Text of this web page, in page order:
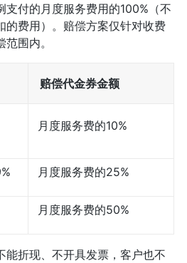
支付的月度服务费用的100%（不
的费用）。赔偿方案仅针对收费
围内。
赔偿代金券金额
月度服务费的10%
月度服务费的25%
月度服务费的50%
能折现、不开具发票，客户也不